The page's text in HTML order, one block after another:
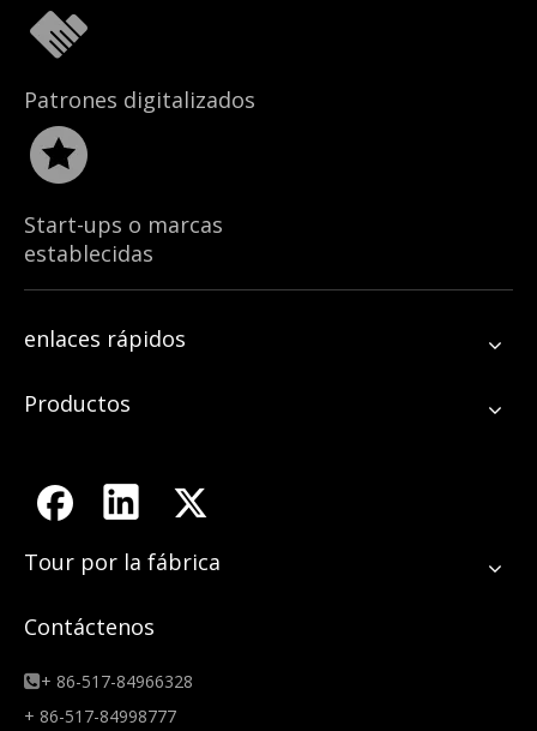
Patrones digitalizados
Start-ups o marcas
establecidas
enlaces rápidos
Productos
Tour por la fábrica
Contáctenos
+ 86-517-84966328
+ 86-517-84998777